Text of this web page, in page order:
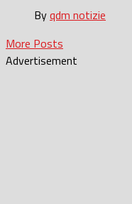
Byqdm notizie
More Posts
Advertisement